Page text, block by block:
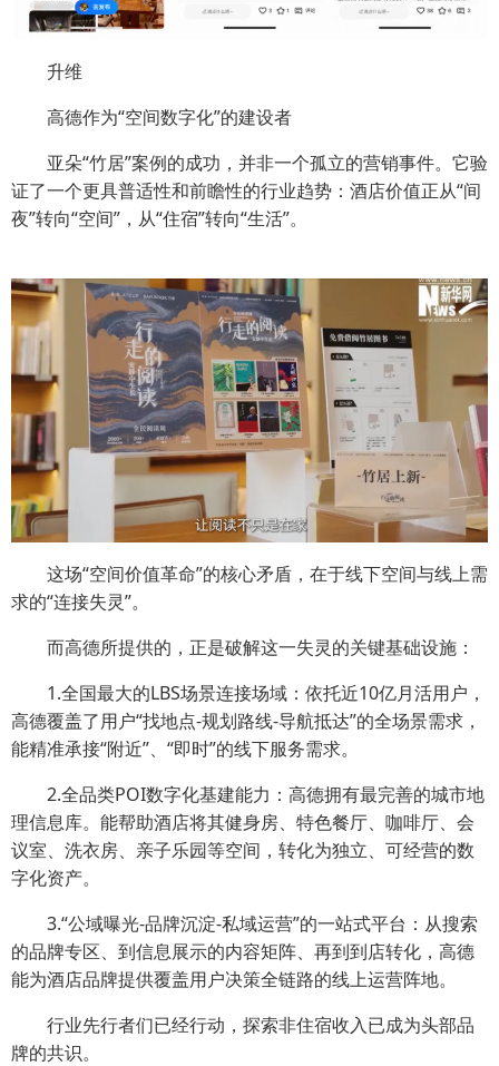
升维
高德作为“空间数字化”的建设者
亚朵“竹居”案例的成功，并非一个孤立的营销事件。它验
证了一个更具普适性和前瞻性的行业趋势：酒店价值正从“间
夜”转向“空间”，从“住宿”转向“生活”。
这场“空间价值革命”的核心矛盾，在于线下空间与线上需
求的“连接失灵”。
而高德所提供的，正是破解这一失灵的关键基础设施：
1.全国最大的LBS场景连接场域：依托近10亿月活用户，
高德覆盖了用户“找地点-规划路线-导航抵达”的全场景需求，
能精准承接“附近”、“即时”的线下服务需求。
2.全品类POI数字化基建能力：高德拥有最完善的城市地
理信息库。能帮助酒店将其健身房、特色餐厅、咖啡厅、会
议室、洗衣房、亲子乐园等空间，转化为独立、可经营的数
字化资产。
3.“公域曝光-品牌沉淀-私域运营”的一站式平台：从搜索
的品牌专区、到信息展示的内容矩阵、再到到店转化，高德
能为酒店品牌提供覆盖用户决策全链路的线上运营阵地。
行业先行者们已经行动，探索非住宿收入已成为头部品
牌的共识。